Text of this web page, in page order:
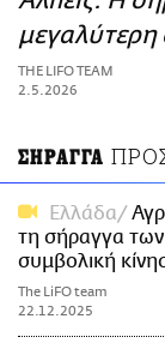
ΑΜΠΑ
PRINT
μεγαλύτερη
THE LIFO TEAM
2.5.2026
ΣΗΡΑΓΓΑ
Ελλάδα
τη σήραγγα των
συμβολική
The LiFO team
22.12.2025